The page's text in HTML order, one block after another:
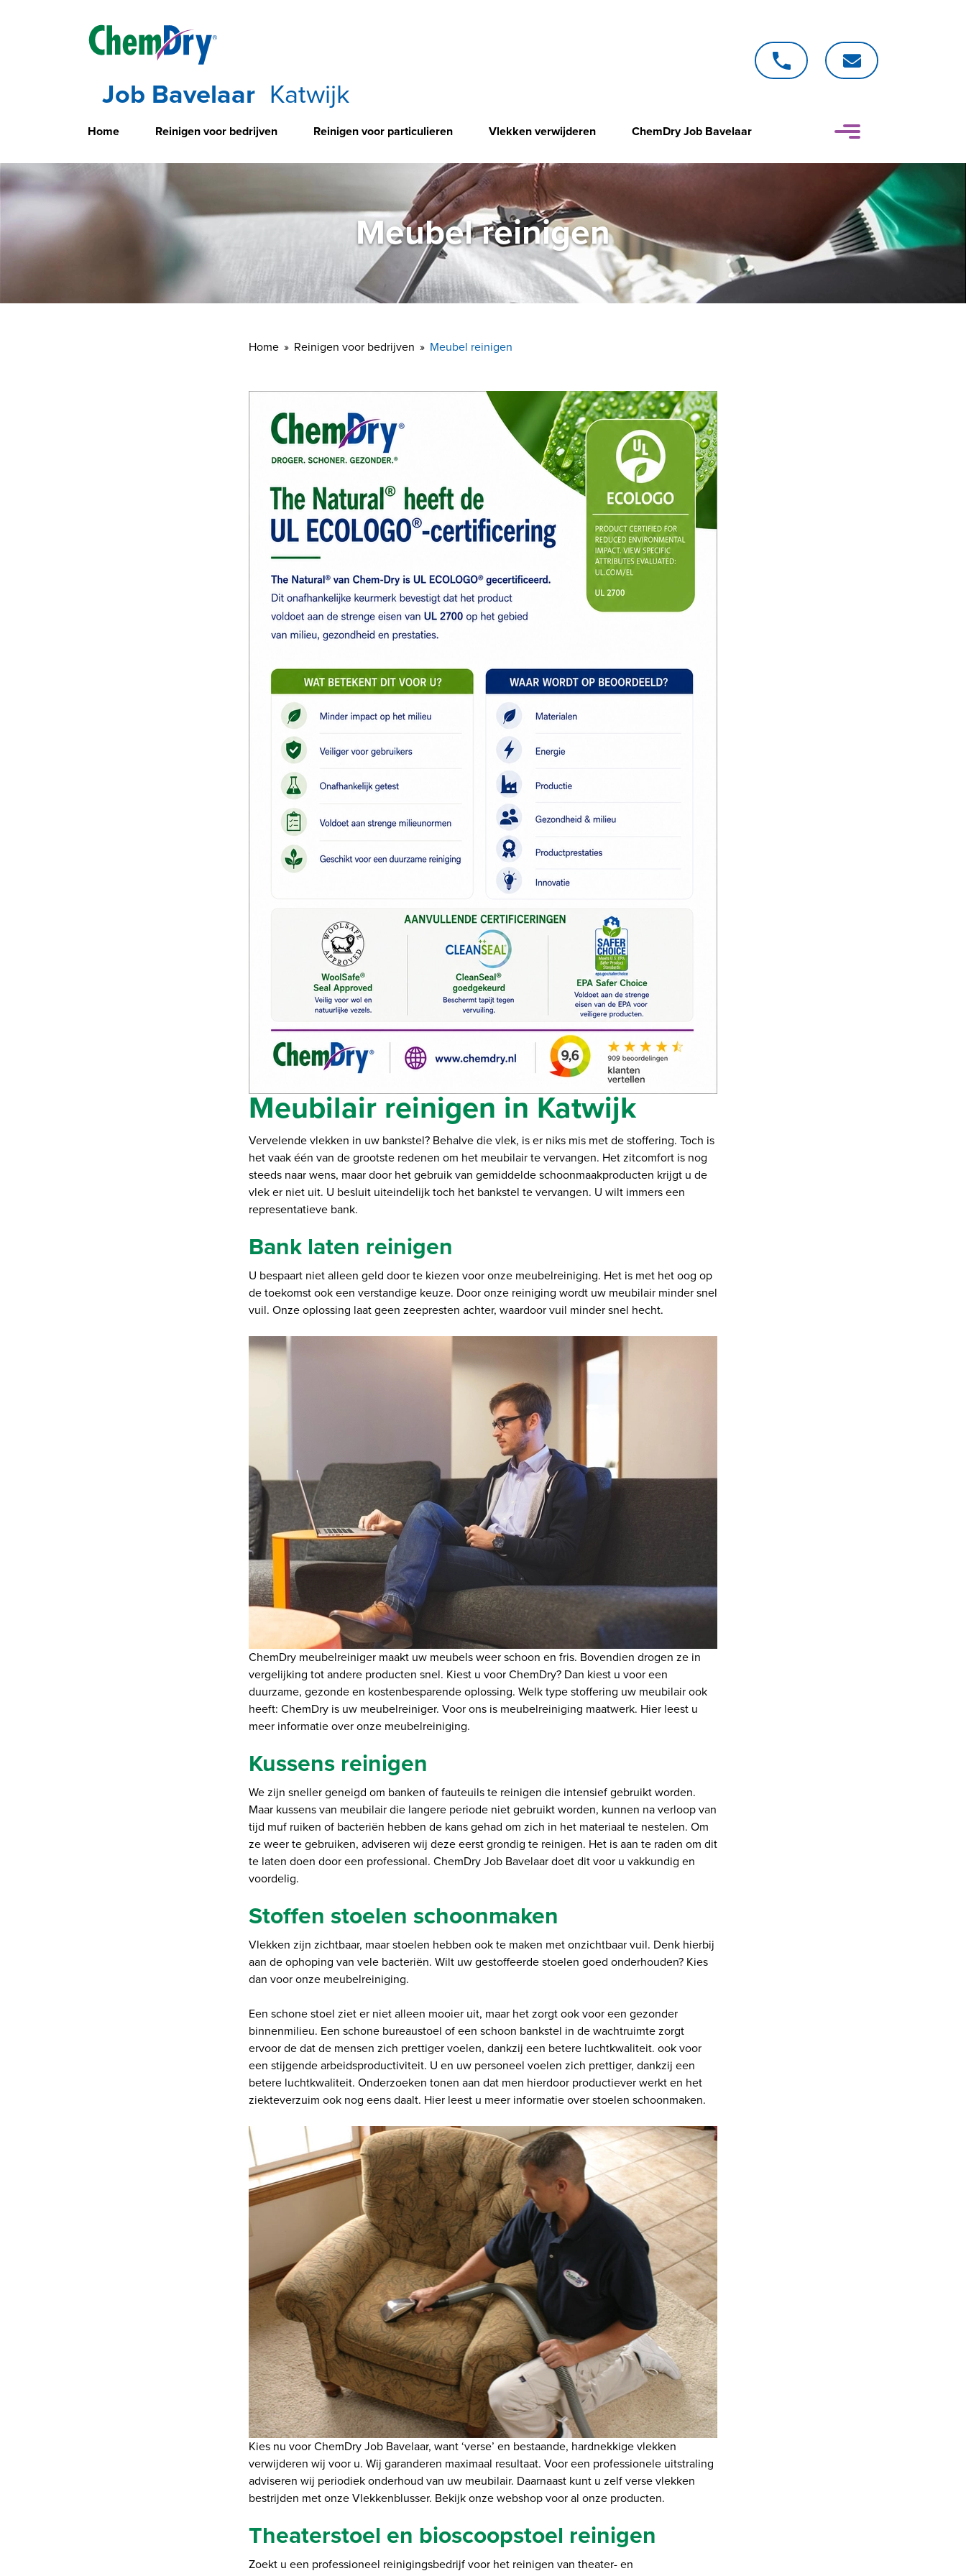
Job Bavelaar Katwijk
Home Reinigen voor bedrijven Reinigen voor particulieren Vlekken verwijderen ChemDry Job Bavelaar
Meubel reinigen
Home Reinigen voor bedrijven Meubel reinigen
Meubilair reinigen in Katwijk
Vervelende vlekken in uw bankstel? Behalve die vlek, is er niks mis met de stoffering. Toch is
het vaak één van de grootste redenen om het meubilair te vervangen. Het zitcomfort is nog
steeds naar wens, maar door het gebruik van gemiddelde schoonmaakproducten krijgt u de
vlek er niet uit. U besluit uiteindelijk toch het bankstel te vervangen. U wilt immers een
representatieve bank.
Bank laten reinigen
U bespaart niet alleen geld door te kiezen voor onze meubelreiniging. Het is met het oog op
de toekomst ook een verstandige keuze. Door onze reiniging wordt uw meubilair minder snel
vuil. Onze oplossing laat geen zeepresten achter, waardoor vuil minder snel hecht.
ChemDry meubelreiniger maakt uw meubels weer schoon en fris. Bovendien drogen ze in
vergelijking tot andere producten snel. Kiest u voor ChemDry? Dan kiest u voor een
duurzame, gezonde en kostenbesparende oplossing. Welk type stoffering uw meubilair ook
heeft: ChemDry is uw meubelreiniger. Voor ons is meubelreiniging maatwerk. Hier leest u
meer informatie over onze meubelreiniging.
Kussens reinigen
We zijn sneller geneigd om banken of fauteuils te reinigen die intensief gebruikt worden.
Maar kussens van meubilair die langere periode niet gebruikt worden, kunnen na verloop van
tijd muf ruiken of bacteriën hebben de kans gehad om zich in het materiaal te nestelen. Om
ze weer te gebruiken, adviseren wij deze eerst grondig te reinigen. Het is aan te raden om dit
te laten doen door een professional. ChemDry Job Bavelaar doet dit voor u vakkundig en
voordelig.
Stoffen stoelen schoonmaken
Vlekken zijn zichtbaar, maar stoelen hebben ook te maken met onzichtbaar vuil. Denk hierbij
aan de ophoping van vele bacteriën. Wilt uw gestoffeerde stoelen goed onderhouden? Kies
dan voor onze meubelreiniging.
Een schone stoel ziet er niet alleen mooier uit, maar het zorgt ook voor een gezonder
binnenmilieu. Een schone bureaustoel of een schoon bankstel in de wachtruimte zorgt
ervoor de dat de mensen zich prettiger voelen, dankzij een betere luchtkwaliteit. ook voor
een stijgende arbeidsproductiviteit. U en uw personeel voelen zich prettiger, dankzij een
betere luchtkwaliteit. Onderzoeken tonen aan dat men hierdoor productiever werkt en het
ziekteverzuim ook nog eens daalt. Hier leest u meer informatie over stoelen schoonmaken.
Kies nu voor ChemDry Job Bavelaar, want ‘verse’ en bestaande, hardnekkige vlekken
verwijderen wij voor u. Wij garanderen maximaal resultaat. Voor een professionele uitstraling
adviseren wij periodiek onderhoud van uw meubilair. Daarnaast kunt u zelf verse vlekken
bestrijden met onze Vlekkenblusser. Bekijk onze webshop voor al onze producten.
Theaterstoel en bioscoopstoel reinigen
Zoekt u een professioneel reinigingsbedrijf voor het reinigen van theater- en